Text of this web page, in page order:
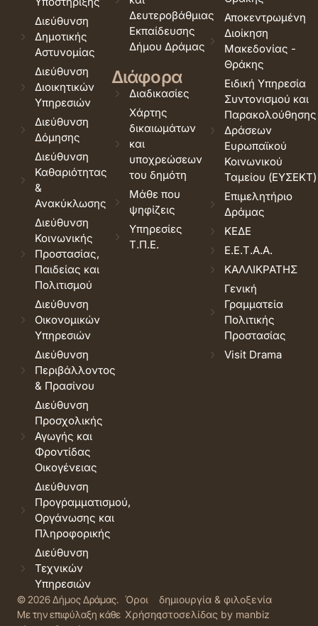
Διεύθυνση
Δημοτικής
Αστυνομίας
Διεύθυνση
Διοικητικών
Υπηρεσιών
Διεύθυνση
Δόμησης
Διεύθυνση
Καθαριότητας
&
Ανακύκλωσης
Διεύθυνση
Κοινωνικής
Προστασίας,
Παιδείας και
Πολιτισμού
Διεύθυνση
Οικονομικών
Υπηρεσιών
Διεύθυνση
Περιβάλλοντος
& Πρασίνου
Διεύθυνση
Προσχολικής
Αγωγής και
Φροντίδας
Οικογένειας
Διεύθυνση
Προγραμματισμού,
Οργάνωσης και
Πληροφορικής
Διεύθυνση
Τεχνικών
Υπηρεσιών
Δευτεροβάθμιας
Εκπαίδευσης
Δήμου Δράμας
Διάφορα
Διαδικασίες
Χάρτης
δικαιωμάτων
και
υποχρεώσεων
του δημότη
Μάθε που
ψηφίζεις
Υπηρεσίες
Τ.Π.Ε.
Αποκεντρωμένη
Διοίκηση
Μακεδονίας -
Θράκης
Ειδική Υπηρεσία
Συντονισμού και
Παρακολούθησης
Δράσεων
Ευρωπαϊκού
Κοινωνικού
Ταμείου (ΕΥΣΕΚΤ)
Επιμελητήριο
Δράμας
ΚΕΔΕ
Ε.Ε.Τ.Α.Α.
ΚΑΛΛΙΚΡΑΤΗΣ
Γενική
Γραμματεία
Πολιτικής
Προστασίας
Visit Drama
© 2026 Δήμος Δράμας.
Με την επιφύλαξη κάθε
Όροι
Χρήσης
δημιουργία & φιλοξενία
ιστοσελίδας by manbiz